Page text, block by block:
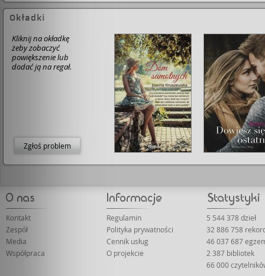
Okładki
Kliknij na okładkę
żeby zobaczyć
powiększenie lub
dodać ją na regał.
Zgłoś problem
Kontakt
Zespół
Media
Współpraca
Regulamin
Polityka prywatności
Cennik usług
O projekcie
5 544 378 dzieł
32 886 758
46 037 687
2 387 bibliotek
66 000